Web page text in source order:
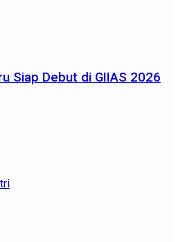
Siap Debut di GIIAS 2026